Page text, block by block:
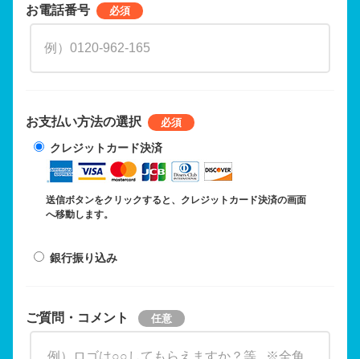
お電話番号
お支払い方法の選択
クレジットカード決済
送信ボタンをクリックすると、クレジットカード決済の画面
へ移動します。
銀行振り込み
ご質問・コメント